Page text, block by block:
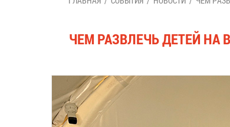
ЧЕМ РАЗВЛЕЧЬ ДЕТЕЙ НА